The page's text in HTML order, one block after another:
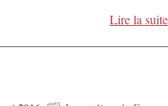
Lire la suite